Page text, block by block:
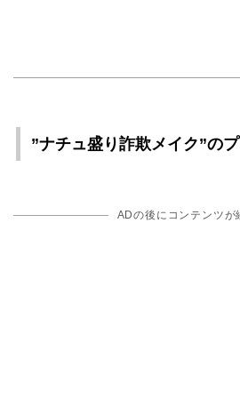
”ナチュ盛り詐欺メイク”の
ADの後にコンテンツが